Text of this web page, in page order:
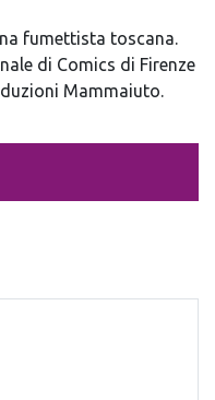
fumettista toscana.
di Comics di Firenze
Mammaiuto.